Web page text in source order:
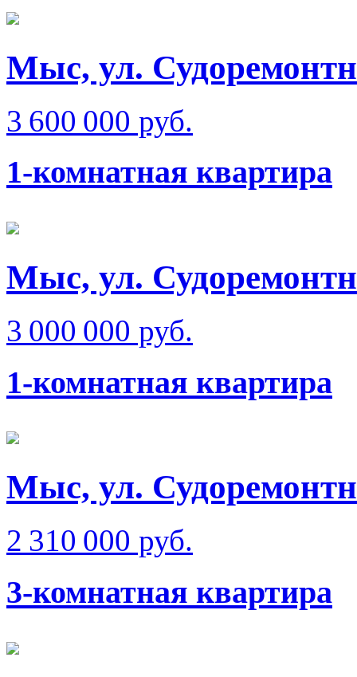
Мыс, ул.
3 600 000 руб.
1-комнатная квартира
Мыс, ул.
3 000 000 руб.
1-комнатная квартира
Мыс, ул.
2 310 000 руб.
3-комнатная квартира